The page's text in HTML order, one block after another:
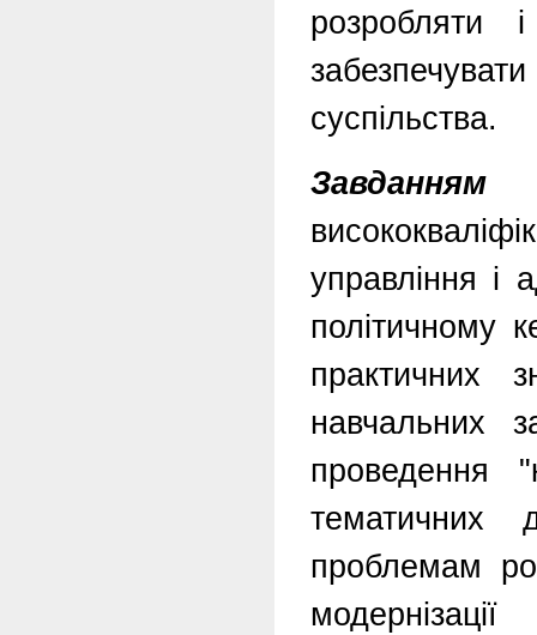
розробляти
суспільства.
Завданням
управління і
політичному
практичних
навчальних
проведення
тематичних
проблемам